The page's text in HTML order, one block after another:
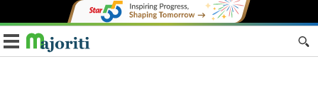
Toggle navigation